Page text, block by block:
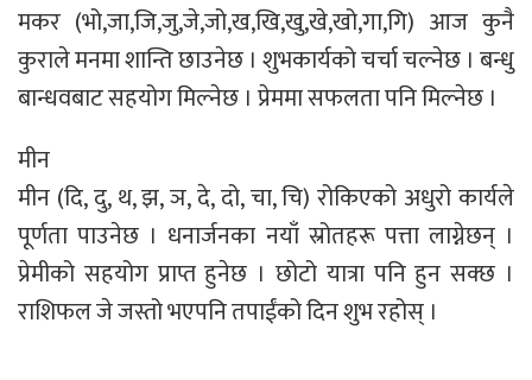
मकर (भो,जा,जि,जु,जे,जो,ख,खि,खु,खे,खो,गा,गि) आज कुनै
कुराले मनमा शान्ति छाउनेछ । शुभकार्यको चर्चा चल्नेछ । बन्धु
बान्धवबाट सहयोग मिल्नेछ । प्रेममा सफलता पनि मिल्नेछ ।
मीन
मीन (दि, दु, थ, झ, ञ, दे, दो, चा, चि) रोकिएको अधुरो कार्यले
पूर्णता पाउनेछ । धनार्जनका नयाँ स्रोतहरू पत्ता लाग्नेछन् ।
प्रेमीको सहयोग प्राप्त हुनेछ । छोटो यात्रा पनि हुन सक्छ ।
राशिफल जे जस्तो भएपनि तपाईंको दिन शुभ रहोस् ।